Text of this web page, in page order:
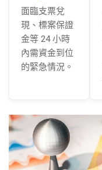
面臨支票兌
現、標案保證
金等 24 小時
內需資金到位
的緊急情況。